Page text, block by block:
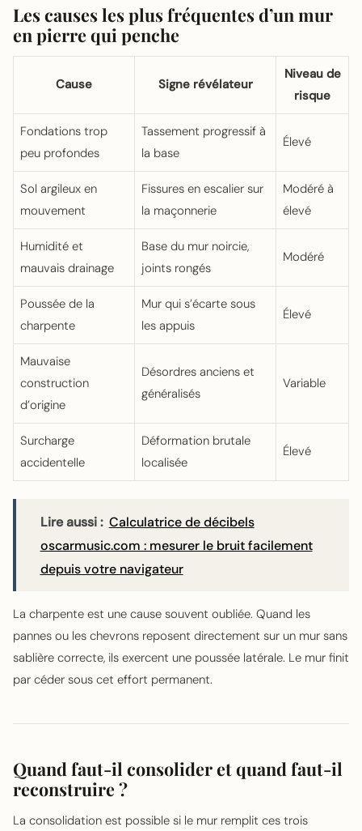
Les causes les plus fréquentes d’un mur
en pierre qui penche
Cause Signe révélateur
Niveau de
risque
Fondations trop
peu profondes
Tassement progressif à
la base
Élevé
Sol argileux en
mouvement
Fissures en escalier sur
la maçonnerie
Modéré à
élevé
Humidité et
mauvais drainage
Base du mur noircie,
joints rongés
Modéré
Poussée de la
charpente
Mur qui s’écarte sous
les appuis
Élevé
Mauvaise
construction
d’origine
Désordres anciens et
généralisés
Variable
Surcharge
accidentelle
Déformation brutale
localisée
Élevé
Lire aussi : Calculatrice de décibels
oscarmusic.com : mesurer le bruit facilement
depuis votre navigateur
La charpente est une cause souvent oubliée. Quand les
pannes ou les chevrons reposent directement sur un mur sans
sablière correcte, ils exercent une poussée latérale. Le mur finit
par céder sous cet effort permanent.
Quand faut-il consolider et quand faut-il
reconstruire ?
La consolidation est possible si le mur remplit ces trois